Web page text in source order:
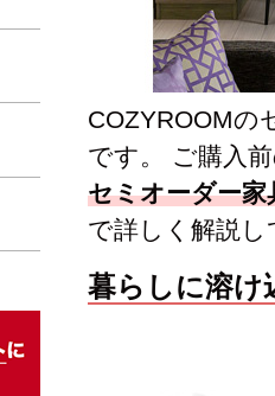
【
【
ック
キッチン
COZYROOMの
です。 ご購入
セミオーダー家
で詳しく解説し
暮らしに溶け